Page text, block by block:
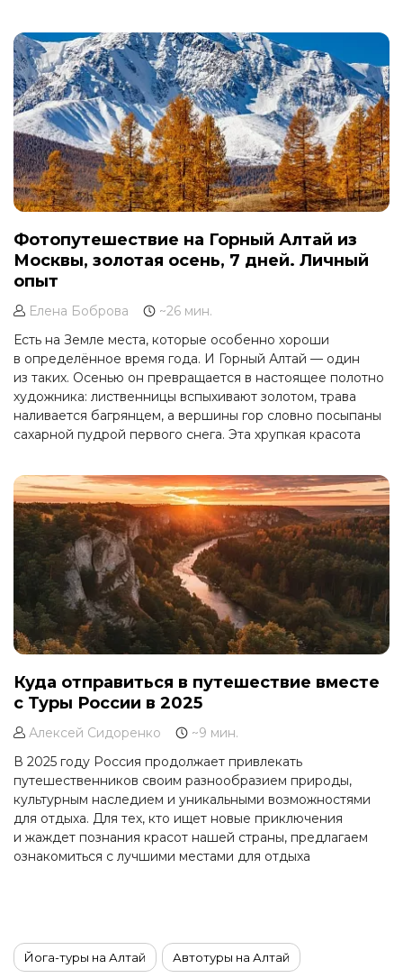
отправиться в горы Алтая, чтобы пережить те же
непередаваемые эмоции и открыть для себя что-то
новое в этом уголке природного рая.
Фотопутешествие на Горный Алтай из
Москвы, золотая осень, 7 дней. Личный
опыт
Елена Боброва
~26 мин.
Есть на Земле места, которые особенно хороши
в определённое время года. И Горный Алтай — один
из таких. Осенью он превращается в настоящее полотно
художника: лиственницы вспыхивают золотом, трава
наливается багрянцем, а вершины гор словно посыпаны
сахарной пудрой первого снега. Эта хрупкая красота
мы и отправились.
Куда отправиться в путешествие вместе
с Туры России в 2025
Алексей Сидоренко
~9 мин.
В 2025 году Россия продолжает привлекать
путешественников своим разнообразием природы,
культурным наследием и уникальными возможностями
для отдыха. Для тех, кто ищет новые приключения
и жаждет познания красот нашей страны, предлагаем
ознакомиться с лучшими местами для отдыха
Йога-туры на Алтай Автотуры на Алтай